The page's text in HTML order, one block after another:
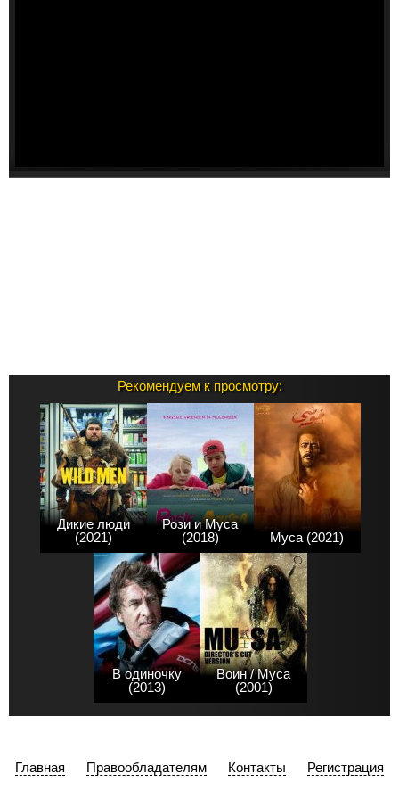
Рекомендуем к просмотру:
Дикие люди
(2021)
Рози и Муса
(2018)
Муса (2021)
В одиночку
(2013)
Воин / Муса
(2001)
Главная Правообладателям Контакты Регистрация